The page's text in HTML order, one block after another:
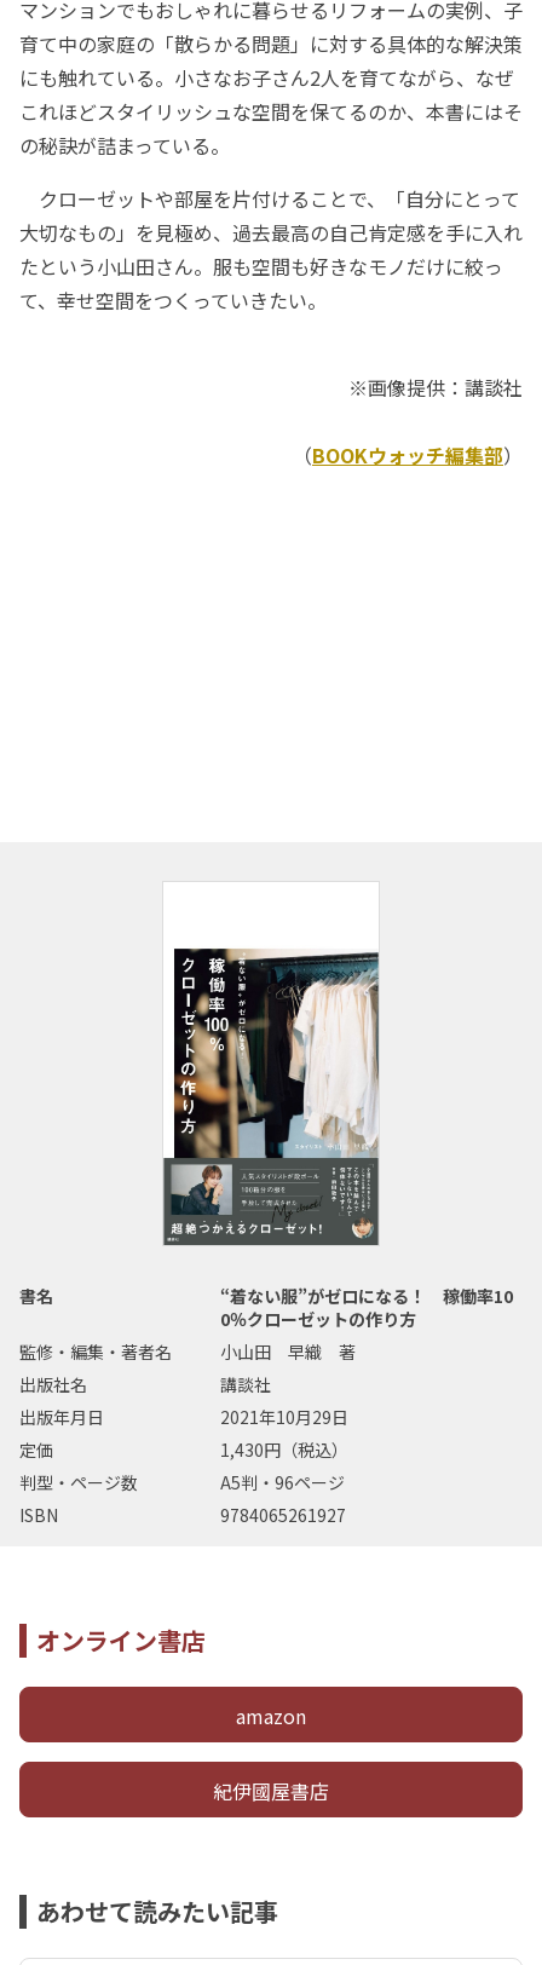
マンションでもおしゃれに暮らせるリフォームの実例、子
育て中の家庭の「散らかる問題」に対する具体的な解決策
にも触れている。小さなお子さん2人を育てながら、なぜ
これほどスタイリッシュな空間を保てるのか、本書にはそ
の秘訣が詰まっている。
クローゼットや部屋を片付けることで、「自分にとって
大切なもの」を見極め、過去最高の自己肯定感を手に入れ
たという小山田さん。服も空間も好きなモノだけに絞っ
て、幸せ空間をつくっていきたい。
※画像提供：講談社
（BOOKウォッチ編集部）
書名
“着ない服”がゼロになる！ 稼働率10
0％クローゼットの作り方
監修・編集・著者名
小山田 早織 著
出版社名
講談社
出版年月日
2021年10月29日
定価
1,430円（税込）
判型・ページ数
A5判・96ページ
ISBN
9784065261927
オンライン書店
amazon
紀伊國屋書店
あわせて読みたい記事